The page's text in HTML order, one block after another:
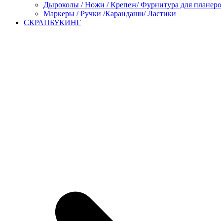
Дыроколы / Ножи / Крепеж/ Фурнитура для
Маркеры / Ручки /Карандаши/ Ластики
СКРАПБУКИНГ